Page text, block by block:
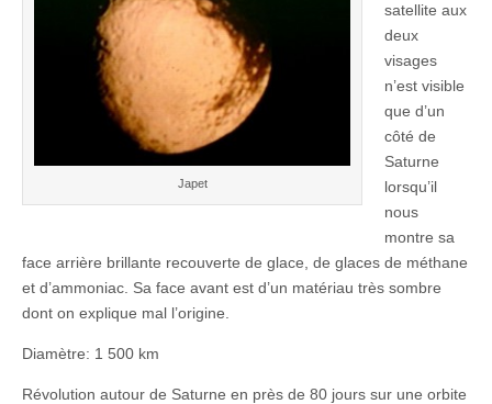
Japet
satellite aux
deux
visages
n’est visible
que d’un
côté de
Saturne
lorsqu’il
nous
montre sa
face arrière brillante recouverte de glace, de glaces de méthane
et d’ammoniac. Sa face avant est d’un matériau très sombre
dont on explique mal l’origine.
Diamètre: 1 500 km
Révolution autour de Saturne en près de 80 jours sur une orbite